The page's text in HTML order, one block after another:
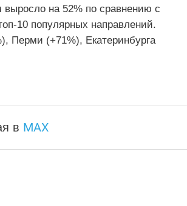
на 52% по сравнению с
10 популярных направлений.
Перми (+71%), Екатеринбурга
в MAX